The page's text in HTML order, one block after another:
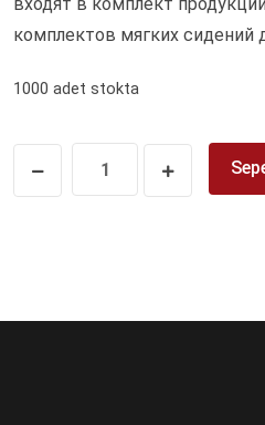
комплектов мягких сидений
1000 adet stokta